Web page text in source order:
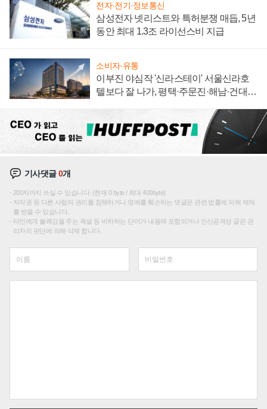
전자·전기·정보통신
삼성전자 넷리스트와 특허분쟁 매듭, 5년
동안 최대 1.3조 라이선스비 지급
소비자·유통
이부진 야심작 '신라스테이' 서울신라호
텔보다 잘 나가, 평택·주문진·해남·건대로
기사댓글0개
200자까지 쓰실 수 있습니다. (현재 0 byte / 최대 400byte)
저작권 등 다른 사람의 권리를 침해하거나 명예를 훼손하는 댓글은 관련 법률에 의해 제재
를 받을 수 있습니다.
타인에게 불쾌감을 주는 욕설 등 비하하는 단어가 내용에 포함되거나 인신공격성 글은 관
리자의 판단에 의해 삭제 합니다.